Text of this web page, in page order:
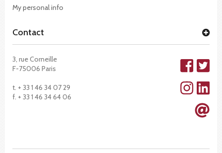
My personal info
Contact
3, rue Corneille
F-75006 Paris
t. + 33 1 46 34 07 29
f. + 33 1 46 34 64 06